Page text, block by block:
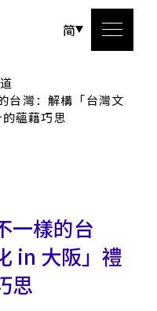
简
台灣：解構「台灣文
蘊藉巧思
一樣的台
in 大阪」禮
思